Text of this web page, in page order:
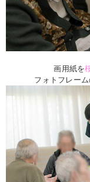
画用紙を
フォトフレー